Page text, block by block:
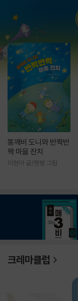
똥깨비 도니와 반짝반
짝 마을 잔치
이현아 글/핸짱 그림
크레마클럽